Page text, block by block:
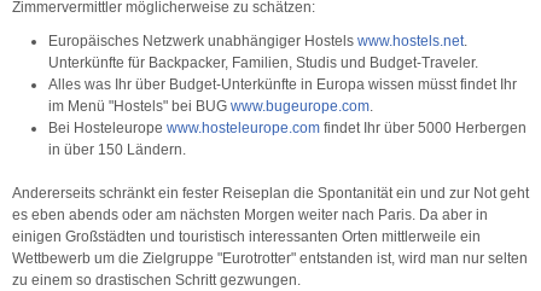
Zimmervermittler möglicherweise zu schätzen:
Europäisches Netzwerk unabhängiger Hostels www.hostels.net.
Unterkünfte für Backpacker, Familien, Studis und Budget-Traveler.
Alles was Ihr über Budget-Unterkünfte in Europa wissen müsst findet Ihr
im Menü "Hostels" bei BUG www.bugeurope.com.
Bei Hosteleurope www.hosteleurope.com findet Ihr über 5000 Herbergen
in über 150 Ländern.
Andererseits schränkt ein fester Reiseplan die Spontanität ein und zur Not geht
es eben abends oder am nächsten Morgen weiter nach Paris. Da aber in
einigen Großstädten und touristisch interessanten Orten mittlerweile ein
Wettbewerb um die Zielgruppe "Eurotrotter" entstanden ist, wird man nur selten
zu einem so drastischen Schritt gezwungen.